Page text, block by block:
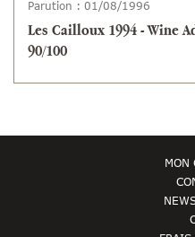
Parution : 01/08/1996
Les Cailloux 1994 - Wine
90/100
MON